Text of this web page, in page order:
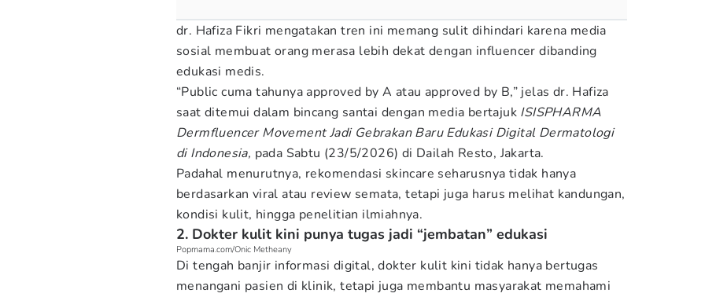
dr. Hafiza Fikri mengatakan tren ini memang sulit dihindari karena media
sosial membuat orang merasa lebih dekat dengan influencer dibanding
edukasi medis.
“Public cuma tahunya approved by A atau approved by B,” jelas dr. Hafiza
saat ditemui dalam bincang santai dengan media bertajuk ISISPHARMA
Dermfluencer Movement Jadi Gebrakan Baru Edukasi Digital Dermatologi
di Indonesia, pada Sabtu (23/5/2026) di Dailah Resto, Jakarta.
Padahal menurutnya, rekomendasi skincare seharusnya tidak hanya
berdasarkan viral atau review semata, tetapi juga harus melihat kandungan,
kondisi kulit, hingga penelitian ilmiahnya.
2. Dokter kulit kini punya tugas jadi “jembatan” edukasi
Popmama.com/Onic Metheany
Di tengah banjir informasi digital, dokter kulit kini tidak hanya bertugas
menangani pasien di klinik, tetapi juga membantu masyarakat memahami